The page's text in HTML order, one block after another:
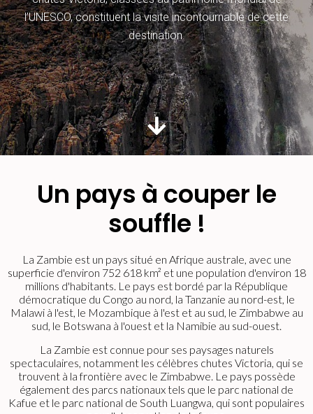
l’UNESCO, constituent la visite incontournable de cette
destination.
Un pays à couper le
souffle !
La Zambie est un pays situé en Afrique australe, avec une
superficie d'environ 752 618 km² et une population d'environ 18
millions d'habitants. Le pays est bordé par la République
démocratique du Congo au nord, la Tanzanie au nord-est, le
Malawi à l'est, le Mozambique à l'est et au sud, le Zimbabwe au
sud, le Botswana à l'ouest et la Namibie au sud-ouest.
La Zambie est connue pour ses paysages naturels
spectaculaires, notamment les célèbres chutes Victoria, qui se
trouvent à la frontière avec le Zimbabwe. Le pays possède
également des parcs nationaux tels que le parc national de
Kafue et le parc national de South Luangwa, qui sont populaires